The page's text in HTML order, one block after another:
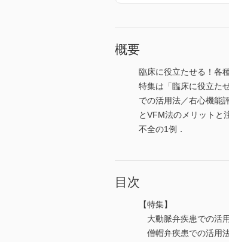
概要
臨床に役立たせる！各
特集は「臨床に役立た
での活用法／右心機能
とVFM法のメリットと
不全の1例．
目次
【特集】
大動脈弁疾患での活
僧帽弁疾患での活用